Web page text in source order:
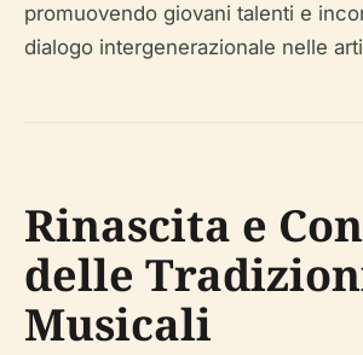
promuovendo giovani talenti e
dialogo intergenerazionale nelle
Rinascita e
delle
Musicali